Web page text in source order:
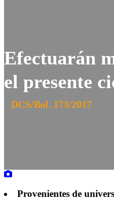
Efectuarán
el presente
DCS/Bol. 173/2017
Provenientes de